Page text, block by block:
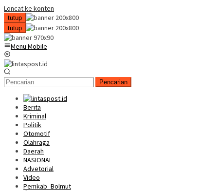
Loncat ke konten
tutup
tutup
Menu Mobile
Pencarian
Berita
Kriminal
Politik
Otomotif
Olahraga
Daerah
NASIONAL
Advetorial
Video
Pemkab_Bolmut